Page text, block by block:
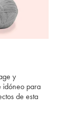
y
idóneo para
de esta